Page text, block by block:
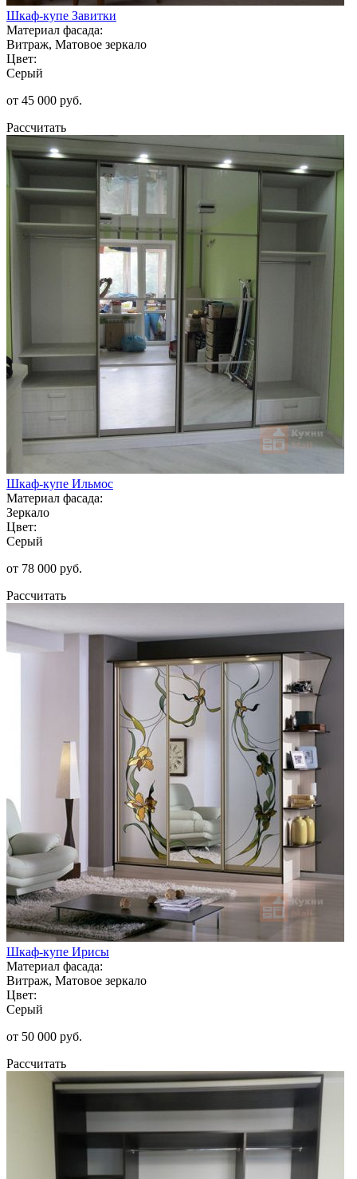
Шкаф-купе Завитки
Материал фасада:
Витраж, Матовое зеркало
Цвет:
Серый
от 45 000 руб.
Рассчитать
Шкаф-купе Ильмос
Материал фасада:
Зеркало
Цвет:
Серый
от 78 000 руб.
Рассчитать
Шкаф-купе Ирисы
Материал фасада:
Витраж, Матовое зеркало
Цвет:
Серый
от 50 000 руб.
Рассчитать